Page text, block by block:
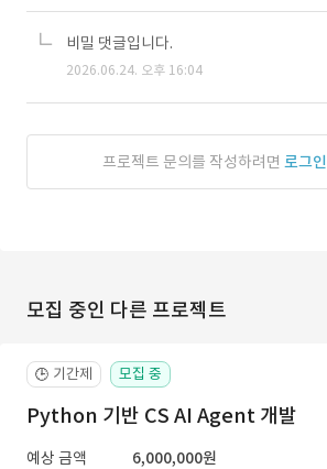
비밀 댓글입니다.
2026.06.24. 오후 16:04
프로젝트 문의를 작성하려면 로그인
모집 중인 다른 프로젝트
🕒 기간제 모집 중
Python 기반 CS AI Agent 개발
예상 금액
6,000,000원